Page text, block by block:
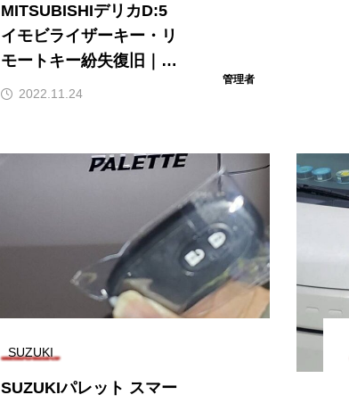
MITSUBISHIデリカD:5
イモビライザーキー・リ
モートキー紛失復旧｜そ
の日のうちにエンジン始
管理者
2022.11.24
SUZUKI
SUZUKIパレット スマー